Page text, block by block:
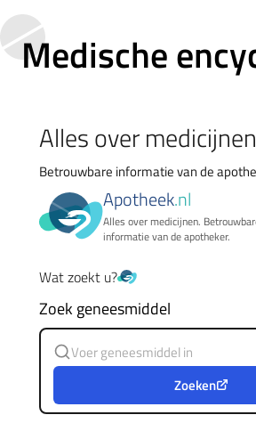
Medische
Alles over medicijnen
Betrouwbare informatie van de
Apotheek.nl
Alles over medicijnen.
informatie van de apotheker.
Wat zoekt u?
Zoek geneesmiddel
Zoeken